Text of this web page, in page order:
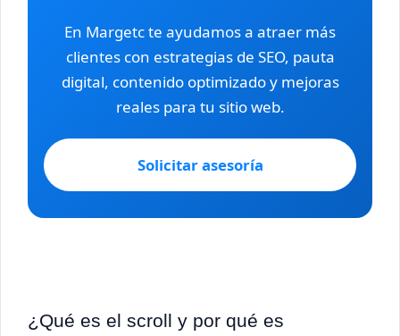
En Margetc te ayudamos a atraer más
clientes con estrategias de SEO, pauta
digital, contenido optimizado y mejoras
reales para tu sitio web.
Solicitar asesoría
¿Qué es el scroll y por qué es